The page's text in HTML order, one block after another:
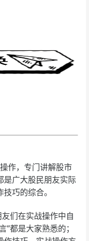
作，专门讲解股市
是广大股民朋友实际
巧的综合。
们在实战操作中自
”都是大家熟悉的；